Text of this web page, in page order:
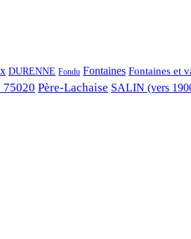
DURENNE Fondu Fontaines Fontaines et
75020 Père-Lachaise SALIN (vers